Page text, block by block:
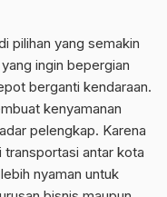
pilihan yang semakin
ingin bepergian
berganti kendaraan.
kenyamanan
pelengkap. Karena
transportasi antar kota
nyaman untuk